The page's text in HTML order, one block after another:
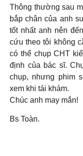
Thông thường sau
bắp chân của anh
tốt nhất anh nên
cứu theo tôi không
có thể chụp CHT
định của bác sĩ.
chụp, nhưng phim
xem khi tái khám.
Chúc anh may mắn!
Bs Toàn.